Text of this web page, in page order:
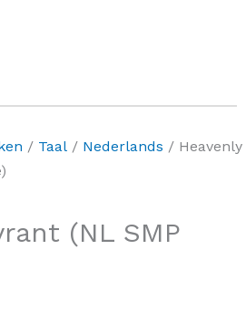
/ Taal / Nederlands / Heavenly
(NL SMP